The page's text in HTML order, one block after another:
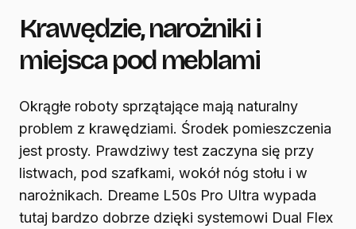
Krawędzie, narożniki i
miejsca pod meblami
Okrągłe roboty sprzątające mają naturalny
problem z krawędziami. Środek pomieszczenia
jest prosty. Prawdziwy test zaczyna się przy
listwach, pod szafkami, wokół nóg stołu i w
narożnikach. Dreame L50s Pro Ultra wypada
tutaj bardzo dobrze dzięki systemowi Dual Flex